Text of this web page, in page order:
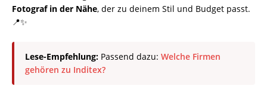
Fotograf in der Nähe, der zu deinem Stil und Budget passt.
📍✨
Lese-Empfehlung: Passend dazu: Welche Firmen
gehören zu Inditex?